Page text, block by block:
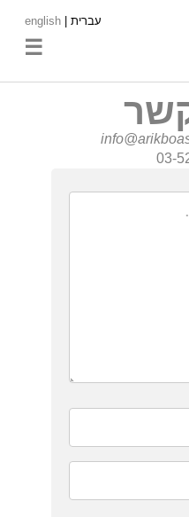
עברית | english
☰
03-